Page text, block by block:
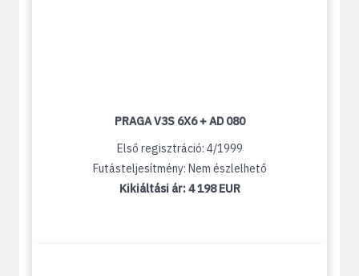
PRAGA V3S 6X6 + AD 080
Első regisztráció: 4/1999
Futásteljesítmény: Nem észlelhető
Kikiáltási ár:4 198 EUR